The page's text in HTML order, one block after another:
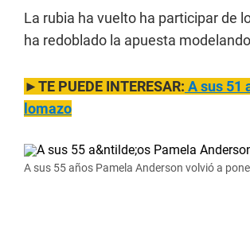
La rubia ha vuelto ha participar de
ha redoblado la apuesta
►TE PUEDE INTERESAR: A sus 51
lomazo
A sus 55 años Pamela Anderson volvió a